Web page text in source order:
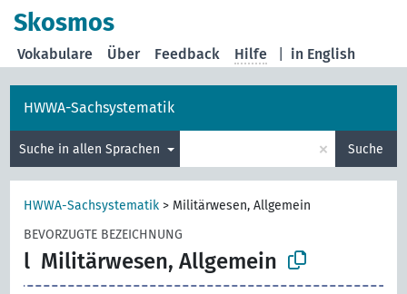
Skosmos
in English
Vokabulare Über Feedback Hilfe
HWWA-Sachsystematik
Suche in allen Sprachen × Suche
HWWA-Sachsystematik > Militärwesen, Allgemein
BEVORZUGTE BEZEICHNUNG
l Militärwesen, Allgemein